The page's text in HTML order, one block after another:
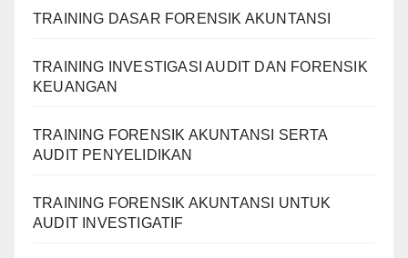
TRAINING DASAR FORENSIK AKUNTANSI
TRAINING INVESTIGASI AUDIT DAN FORENSIK
KEUANGAN
TRAINING FORENSIK AKUNTANSI SERTA
AUDIT PENYELIDIKAN
TRAINING FORENSIK AKUNTANSI UNTUK
AUDIT INVESTIGATIF